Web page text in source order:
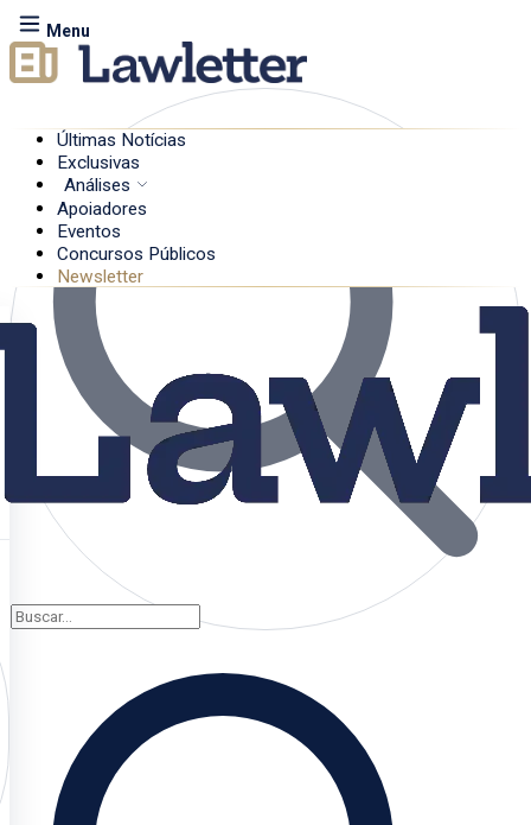
Menu
Últimas Notícias
Exclusivas
Análises
Apoiadores
Eventos
Concursos Públicos
Newsletter